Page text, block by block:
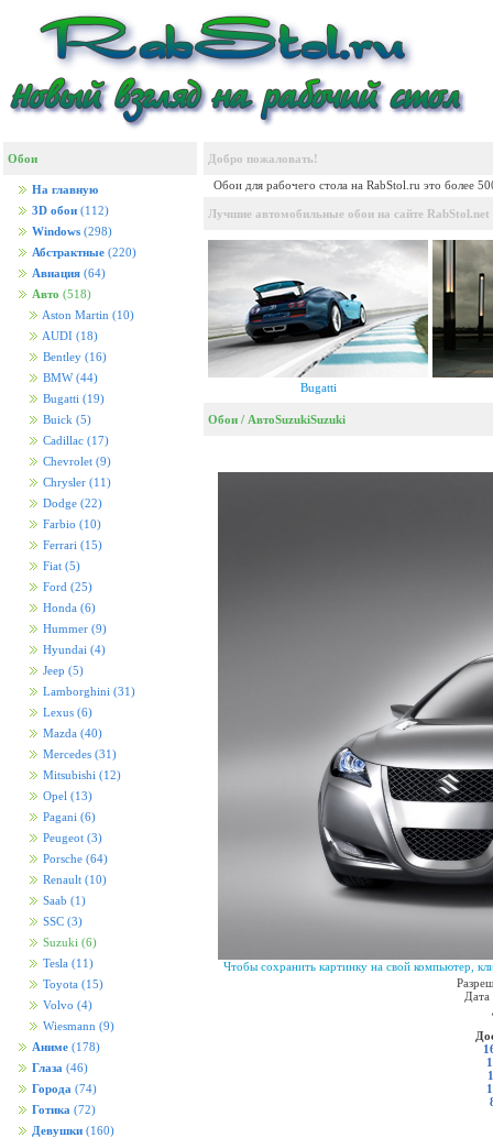
Обои
На главную
3D обои (112)
Windows (298)
Абстрактные (220)
Авиация (64)
Авто (518)
Aston Martin (10)
AUDI (18)
Bentley (16)
BMW(44)
Bugatti (19)
Buick (5)
Cadillac (17)
Chevrolet (9)
Chrysler (11)
Dodge (22)
Farbio (10)
Ferrari (15)
Fiat (5)
Ford (25)
Honda (6)
Hummer (9)
Hyundai (4)
Jeep (5)
Lamborghini (31)
Lexus (6)
Mazda (40)
Mercedes (31)
Mitsubishi (12)
Opel (13)
Pagani (6)
Peugeot (3)
Porsche (64)
Renault (10)
Saab (1)
SSC (3)
Suzuki (6)
Tesla (11)
Toyota (15)
Volvo (4)
Wiesmann (9)
Аниме (178)
Глаза (46)
Города (74)
Готика (72)
Девушки (160)
Добро пожаловать!
Обои для рабочего стола на RabStol.ru это более
Лучшие автомобильные обои на сайте RabStol.net
Bugatti
Обои / АвтоSuzukiSuzuki
Чтобы сохранить картинку на свой компьютер,
Дата